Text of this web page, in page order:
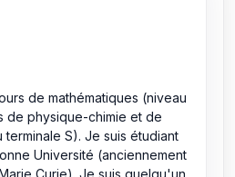
de santé) ainsi qu'à
de cinq d'entre eux.
de mathématiques (niveau
de physique-chimie et de
Je suis étudiant
Université (anciennement